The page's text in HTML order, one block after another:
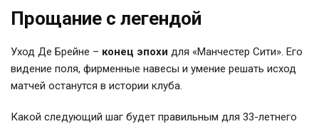
Прощание с легендой
Уход Де Брейне – конец эпохи для «Манчестер Сити». Его
видение поля, фирменные навесы и умение решать исход
матчей останутся в истории клуба.
Какой следующий шаг будет правильным для 33-летнего